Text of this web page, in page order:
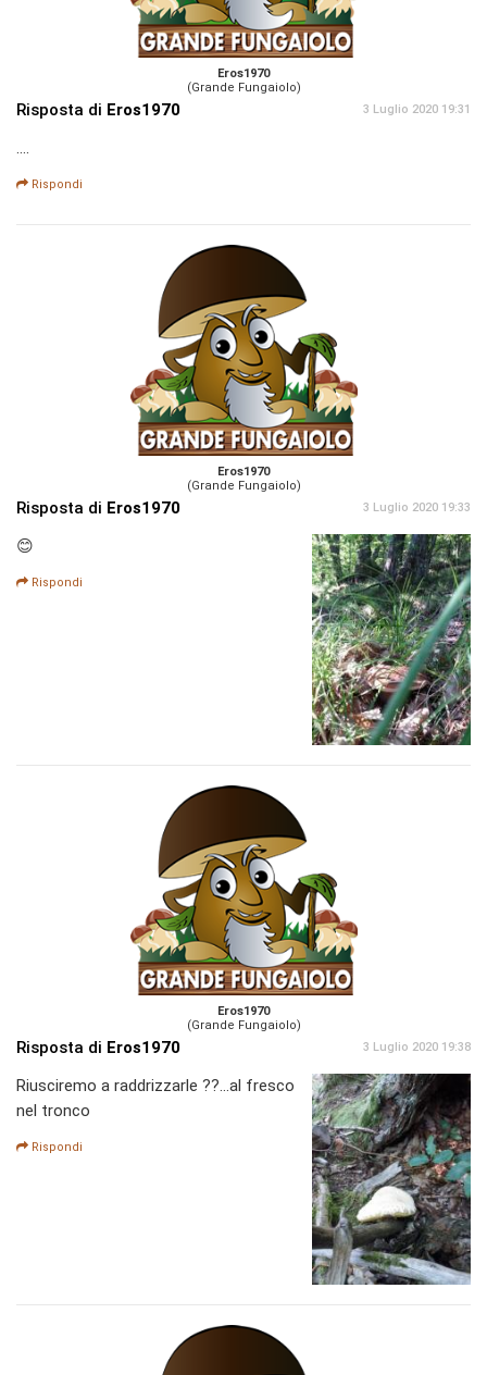
Eros1970
(Grande Fungaiolo)
Risposta di Eros1970 3 Luglio 2020 19:31
....
Rispondi
Eros1970
(Grande Fungaiolo)
Risposta di Eros1970 3 Luglio 2020 19:33
😊
Rispondi
Eros1970
(Grande Fungaiolo)
Risposta di Eros1970 3 Luglio 2020 19:38
Riusciremo a raddrizzarle ??...al fresco
nel tronco
Rispondi